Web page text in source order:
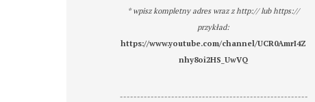
* wpisz kompletny adres wraz z http:// lub https://
przykład:
https://www.youtube.com/channel/UCR0AmrI4Z
nhy8oi2HS_UwVQ
-------------------------------------------------------